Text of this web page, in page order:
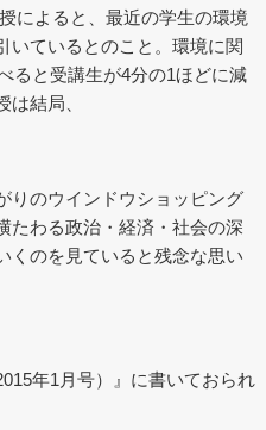
によると、最近の学生の環境
いているとのこと。環境に関
ると受講生が4分の1ほどに減
結局、
りのウインドウショッピング
たわる政治・経済・社会の深
くのを見ていると残念な思い
2015年1月号）』に書いておられ